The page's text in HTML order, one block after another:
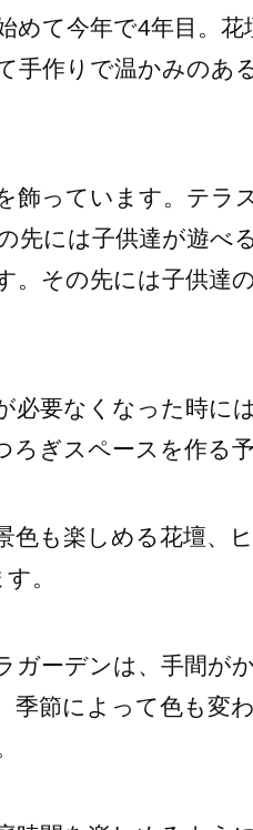
めて今年で4年目。花
手作りで温かみのあ
飾っています。テラ
先には子供達が遊べ
。その先には子供達
必要なくなった時に
ぎスペースを作る予
色も楽しめる花壇、
。
ガーデンは、手間が
季節によって色も変